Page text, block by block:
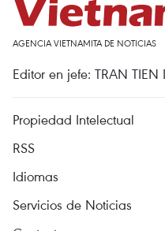
AGENCIA VIETNAMITA DE NOTICIAS
Editor en jefe: TRAN TIEN
Propiedad Intelectual
RSS
Idiomas
Servicios de Noticias